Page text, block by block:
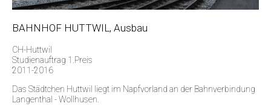
BAHNHOF HUTTWIL, Ausbau
CH-Huttwil
Studienauftrag 1.Preis
2011-2016
Das Städtchen Huttwil liegt im Napfvorland an der Bahnverbindung
Langenthal - Wollhusen.